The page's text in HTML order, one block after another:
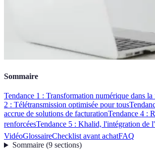
Sommaire
Tendance 1 : Transformation numérique dans
2 : Télétransmission optimisée pour tous
accrue de solutions de facturationTendance 4 :
renforcéesTendance 5 : Khalid, l'intégration de
VidéoGlossaireChecklist avant achatFAQ
Sommaire(9 sections)